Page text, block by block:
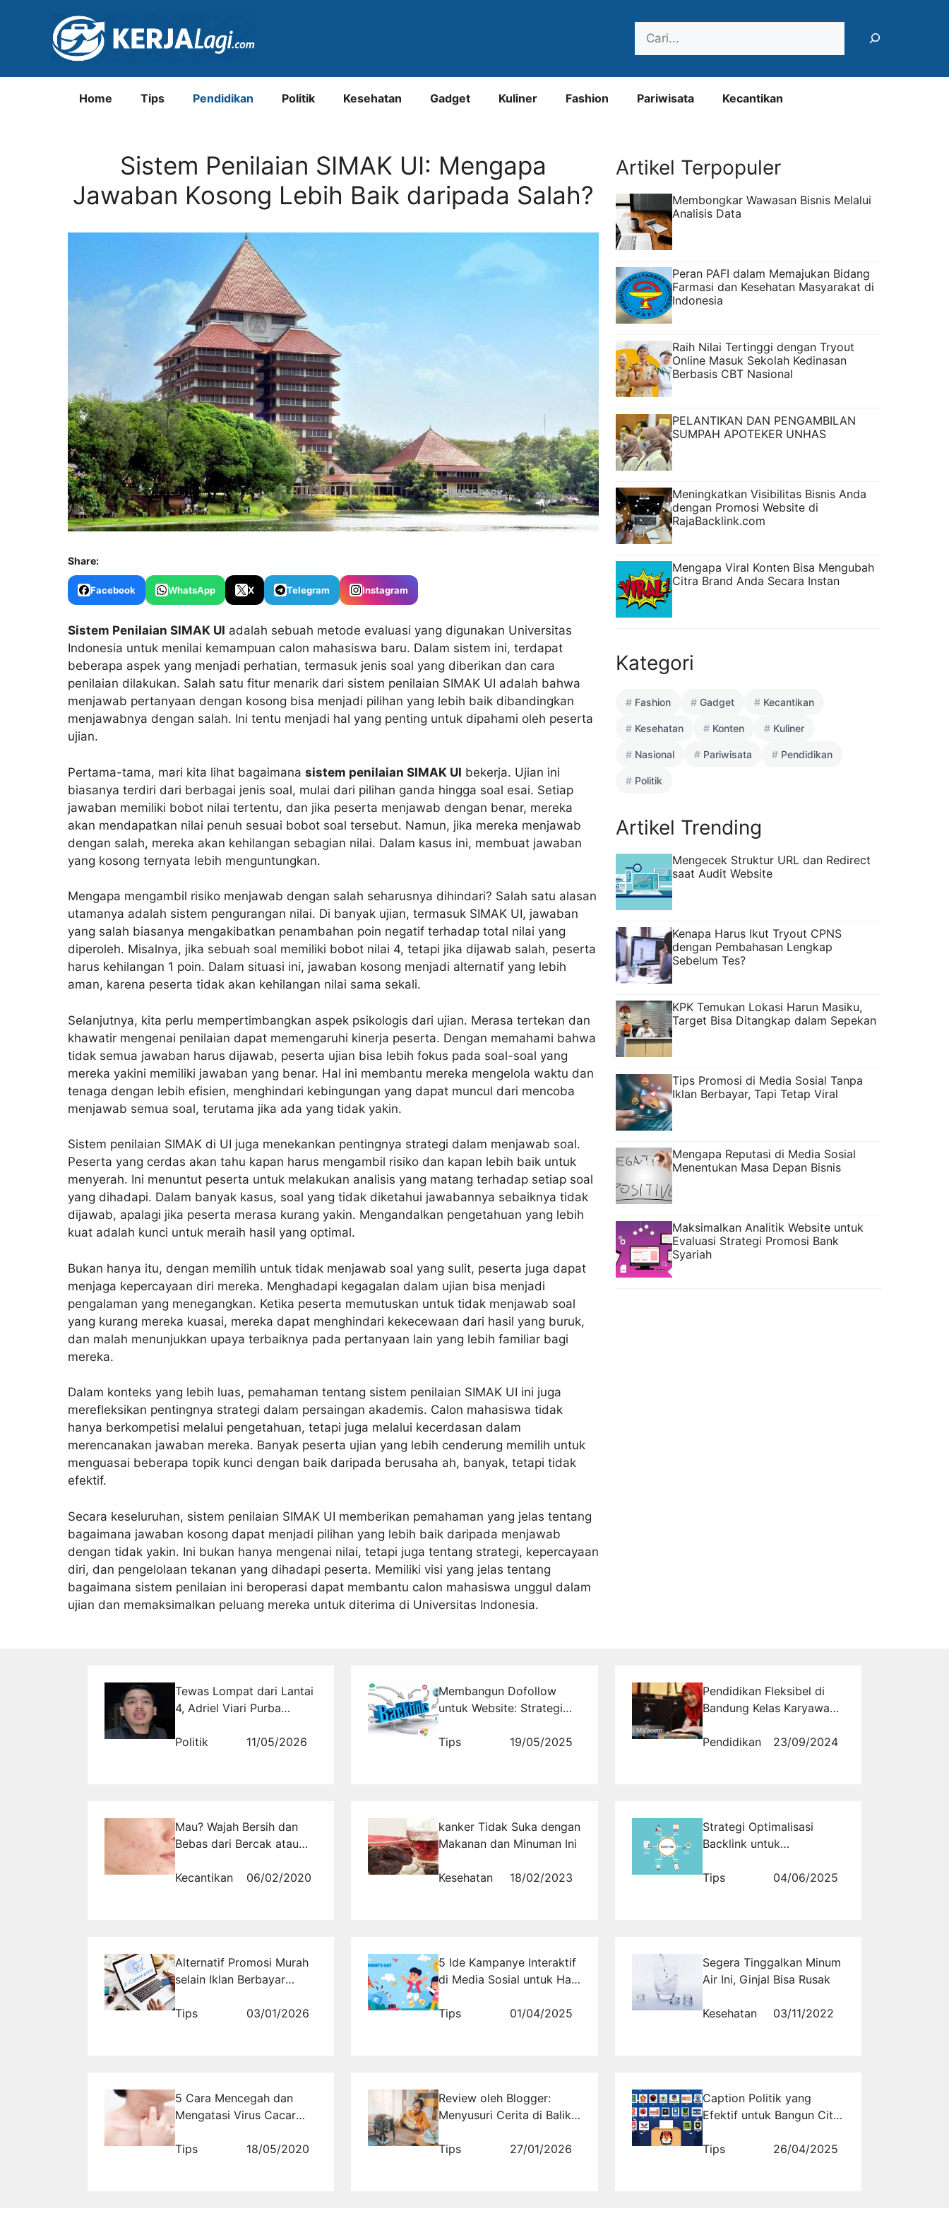
Home Tips Pendidikan Politik Kesehatan Gadget Kuliner Fashion Pariwisata Kecantikan
Sistem Penilaian SIMAK UI: Mengapa
Jawaban Kosong Lebih Baik daripada Salah?
Share:
Facebook WhatsApp X Telegram Instagram
Sistem Penilaian SIMAK UI adalah sebuah metode evaluasi yang digunakan Universitas
Indonesia untuk menilai kemampuan calon mahasiswa baru. Dalam sistem ini, terdapat
beberapa aspek yang menjadi perhatian, termasuk jenis soal yang diberikan dan cara
penilaian dilakukan. Salah satu fitur menarik dari sistem penilaian SIMAK UI adalah bahwa
menjawab pertanyaan dengan kosong bisa menjadi pilihan yang lebih baik dibandingkan
menjawabnya dengan salah. Ini tentu menjadi hal yang penting untuk dipahami oleh peserta
ujian.
Pertama-tama, mari kita lihat bagaimana sistem penilaian SIMAK UI bekerja. Ujian ini
biasanya terdiri dari berbagai jenis soal, mulai dari pilihan ganda hingga soal esai. Setiap
jawaban memiliki bobot nilai tertentu, dan jika peserta menjawab dengan benar, mereka
akan mendapatkan nilai penuh sesuai bobot soal tersebut. Namun, jika mereka menjawab
dengan salah, mereka akan kehilangan sebagian nilai. Dalam kasus ini, membuat jawaban
yang kosong ternyata lebih menguntungkan.
Mengapa mengambil risiko menjawab dengan salah seharusnya dihindari? Salah satu alasan
utamanya adalah sistem pengurangan nilai. Di banyak ujian, termasuk SIMAK UI, jawaban
yang salah biasanya mengakibatkan penambahan poin negatif terhadap total nilai yang
diperoleh. Misalnya, jika sebuah soal memiliki bobot nilai 4, tetapi jika dijawab salah, peserta
harus kehilangan 1 poin. Dalam situasi ini, jawaban kosong menjadi alternatif yang lebih
aman, karena peserta tidak akan kehilangan nilai sama sekali.
Selanjutnya, kita perlu mempertimbangkan aspek psikologis dari ujian. Merasa tertekan dan
khawatir mengenai penilaian dapat memengaruhi kinerja peserta. Dengan memahami bahwa
tidak semua jawaban harus dijawab, peserta ujian bisa lebih fokus pada soal-soal yang
mereka yakini memiliki jawaban yang benar. Hal ini membantu mereka mengelola waktu dan
tenaga dengan lebih efisien, menghindari kebingungan yang dapat muncul dari mencoba
menjawab semua soal, terutama jika ada yang tidak yakin.
Sistem penilaian SIMAK di UI juga menekankan pentingnya strategi dalam menjawab soal.
Peserta yang cerdas akan tahu kapan harus mengambil risiko dan kapan lebih baik untuk
menyerah. Ini menuntut peserta untuk melakukan analisis yang matang terhadap setiap soal
yang dihadapi. Dalam banyak kasus, soal yang tidak diketahui jawabannya sebaiknya tidak
dijawab, apalagi jika peserta merasa kurang yakin. Mengandalkan pengetahuan yang lebih
kuat adalah kunci untuk meraih hasil yang optimal.
Bukan hanya itu, dengan memilih untuk tidak menjawab soal yang sulit, peserta juga dapat
menjaga kepercayaan diri mereka. Menghadapi kegagalan dalam ujian bisa menjadi
pengalaman yang menegangkan. Ketika peserta memutuskan untuk tidak menjawab soal
yang kurang mereka kuasai, mereka dapat menghindari kekecewaan dari hasil yang buruk,
dan malah menunjukkan upaya terbaiknya pada pertanyaan lain yang lebih familiar bagi
mereka.
Dalam konteks yang lebih luas, pemahaman tentang sistem penilaian SIMAK UI ini juga
merefleksikan pentingnya strategi dalam persaingan akademis. Calon mahasiswa tidak
hanya berkompetisi melalui pengetahuan, tetapi juga melalui kecerdasan dalam
merencanakan jawaban mereka. Banyak peserta ujian yang lebih cenderung memilih untuk
menguasai beberapa topik kunci dengan baik daripada berusaha ah, banyak, tetapi tidak
efektif.
Secara keseluruhan, sistem penilaian SIMAK UI memberikan pemahaman yang jelas tentang
bagaimana jawaban kosong dapat menjadi pilihan yang lebih baik daripada menjawab
dengan tidak yakin. Ini bukan hanya mengenai nilai, tetapi juga tentang strategi, kepercayaan
diri, dan pengelolaan tekanan yang dihadapi peserta. Memiliki visi yang jelas tentang
bagaimana sistem penilaian ini beroperasi dapat membantu calon mahasiswa unggul dalam
ujian dan memaksimalkan peluang mereka untuk diterima di Universitas Indonesia.
Artikel Terpopuler
Membongkar Wawasan Bisnis Melalui
Analisis Data
Peran PAFI dalam Memajukan Bidang
Farmasi dan Kesehatan Masyarakat di
Indonesia
Raih Nilai Tertinggi dengan Tryout
Online Masuk Sekolah Kedinasan
Berbasis CBT Nasional
PELANTIKAN DAN PENGAMBILAN
SUMPAH APOTEKER UNHAS
Meningkatkan Visibilitas Bisnis Anda
dengan Promosi Website di
RajaBacklink.com
Mengapa Viral Konten Bisa Mengubah
Citra Brand Anda Secara Instan
Kategori
Fashion Gadget Kecantikan
Kesehatan Konten Kuliner
Nasional Pariwisata Pendidikan
Politik
Artikel Trending
Mengecek Struktur URL dan Redirect
saat Audit Website
Kenapa Harus Ikut Tryout CPNS
dengan Pembahasan Lengkap
Sebelum Tes?
KPK Temukan Lokasi Harun Masiku,
Target Bisa Ditangkap dalam Sepekan
Tips Promosi di Media Sosial Tanpa
Iklan Berbayar, Tapi Tetap Viral
Mengapa Reputasi di Media Sosial
Menentukan Masa Depan Bisnis
Maksimalkan Analitik Website untuk
Evaluasi Strategi Promosi Bank
Syariah
Tewas Lompat dari Lantai
4, Adriel Viari Purba
Ditetapkan Sebagai
Politik 11/05/2026
Membangun Dofollow
untuk Website: Strategi
Rajabacklink.com
Tips 19/05/2025
Pendidikan Fleksibel di
Bandung Kelas Karyawan
Ma'soem University untuk
Pekerja Aktif
Pendidikan 23/09/2024
Mau? Wajah Bersih dan
Bebas dari Bercak atau
Kecantikan
06/02/2020
kanker Tidak Suka dengan
Makanan dan Minuman Ini
Kesehatan 18/02/2023
Strategi Optimalisasi
Backlink untuk
Trading Anda
Tips 04/06/2025
Alternatif Promosi Murah
selain Iklan Berbayar
Tahun 2026
Tips 03/01/2026
5 Ide Kampanye Interaktif
di Media Sosial untuk Hari
Inspiratif
Tips 01/04/2025
Segera Tinggalkan Minum
Air Ini, Ginjal Bisa Rusak
Kesehatan 03/11/2022
5 Cara Mencegah dan
Mengatasi Virus Cacar
Tips
18/05/2020
Review oleh Blogger:
Menyusuri Cerita di Balik
Tips
27/01/2026
Caption Politik yang
Efektif untuk Bangun Citra
Tips
26/04/2025